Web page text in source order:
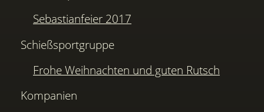
Sebastianfeier 2017
Schießsportgruppe
Frohe Weihnachten und guten Rutsch
Kompanien